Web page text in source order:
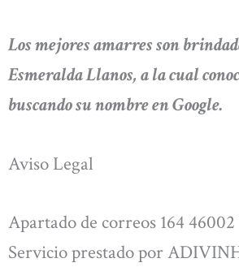
Los mejores amarres son
Esmeralda Llanos, a la cual
buscando su nombre en Google.
Aviso Legal
Apartado de correos 164
Servicio prestado por